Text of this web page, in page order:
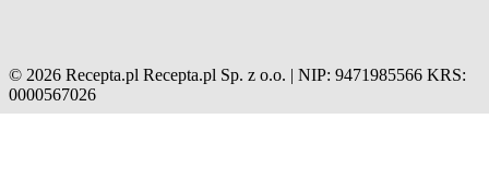
© 2026 Recepta.pl Recepta.pl Sp. z o.o. | NIP: 9471985566 KRS:
0000567026